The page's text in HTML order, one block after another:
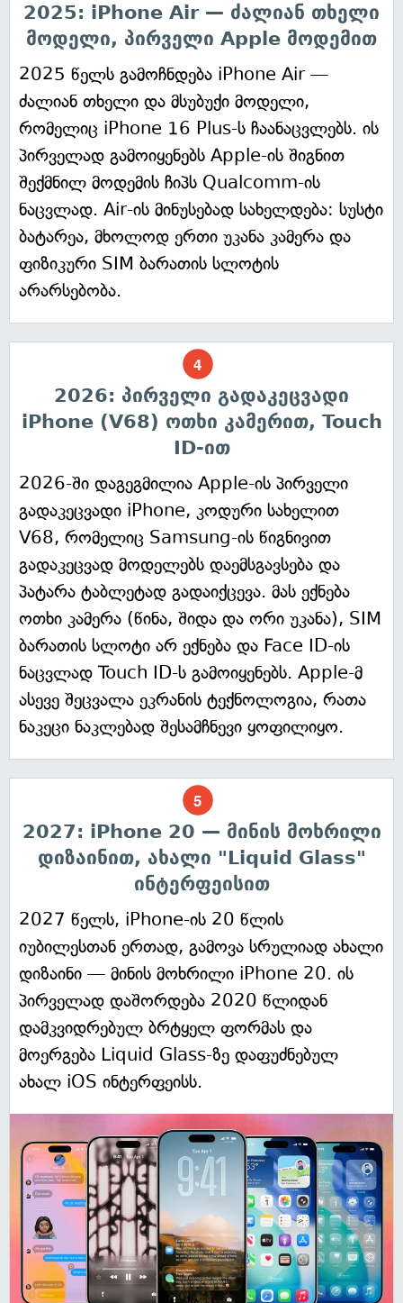
2025: iPhone Air — ძალიან თხელი
მოდელი, პირველი Apple მოდემით
2025 წელს გამოჩნდება iPhone Air —
ძალიან თხელი და მსუბუქი მოდელი,
რომელიც iPhone 16 Plus-ს ჩაანაცვლებს. ის
პირველად გამოიყენებს Apple-ის შიგნით
შექმნილ მოდემის ჩიპს Qualcomm-ის
ნაცვლად. Air-ის მინუსებად სახელდება: სუსტი
ბატარეა, მხოლოდ ერთი უკანა კამერა და
ფიზიკური SIM ბარათის სლოტის
არარსებობა.
2026: პირველი გადაკეცვადი
iPhone (V68) ოთხი კამერით, Touch
ID-ით
2026-ში დაგეგმილია Apple-ის პირველი
გადაკეცვადი iPhone, კოდური სახელით
V68, რომელიც Samsung-ის წიგნივით
გადაკეცვად მოდელებს დაემსგავსება და
პატარა ტაბლეტად გადაიქცევა. მას ექნება
ოთხი კამერა (წინა, შიდა და ორი უკანა), SIM
ბარათის სლოტი არ ექნება და Face ID-ის
ნაცვლად Touch ID-ს გამოიყენებს. Apple-მ
ასევე შეცვალა ეკრანის ტექნოლოგია, რათა
ნაკეცი ნაკლებად შესამჩნევი ყოფილიყო.
2027: iPhone 20 — მინის მოხრილი
დიზაინით, ახალი "Liquid Glass"
ინტერფეისით
2027 წელს, iPhone-ის 20 წლის
იუბილესთან ერთად, გამოვა სრულიად ახალი
დიზაინი — მინის მოხრილი iPhone 20. ის
პირველად დაშორდება 2020 წლიდან
დამკვიდრებულ ბრტყელ ფორმას და
მოერგება Liquid Glass-ზე დაფუძნებულ
ახალ iOS ინტერფეისს.